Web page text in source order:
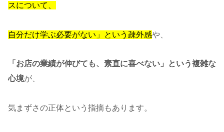
スについて、
自分だけ学ぶ必要がない」という疎外感や、
「お店の業績が伸びても、素直に喜べない」という複雑な
心境が、
気まずさの正体という指摘もあります。